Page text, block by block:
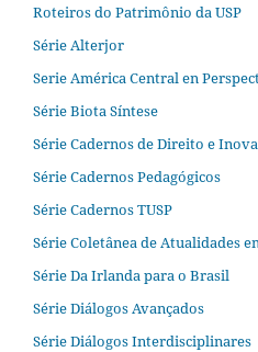
Roteiros do Patrimônio da USP
Série Alterjor
Serie América Central en
Série Biota Síntese
Série Cadernos de Direito e
Série Cadernos Pedagógicos
Série Cadernos TUSP
Série Coletânea de Atualidades
Série Da Irlanda para o Brasil
Série Diálogos Avançados
Série Diálogos Interdisciplinares